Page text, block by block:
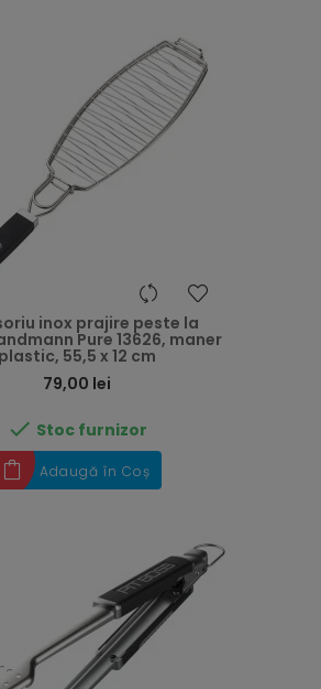
inox prajire peste la
Pure 13626, maner
plastic, 55,5 x 12 cm
79,00 lei
 Stoc furnizor
Adaugă în Coș